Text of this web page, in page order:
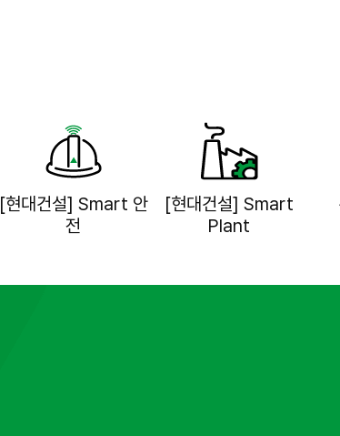
[현대건설] Smart 안
전
[현대건설] Smart
Plant